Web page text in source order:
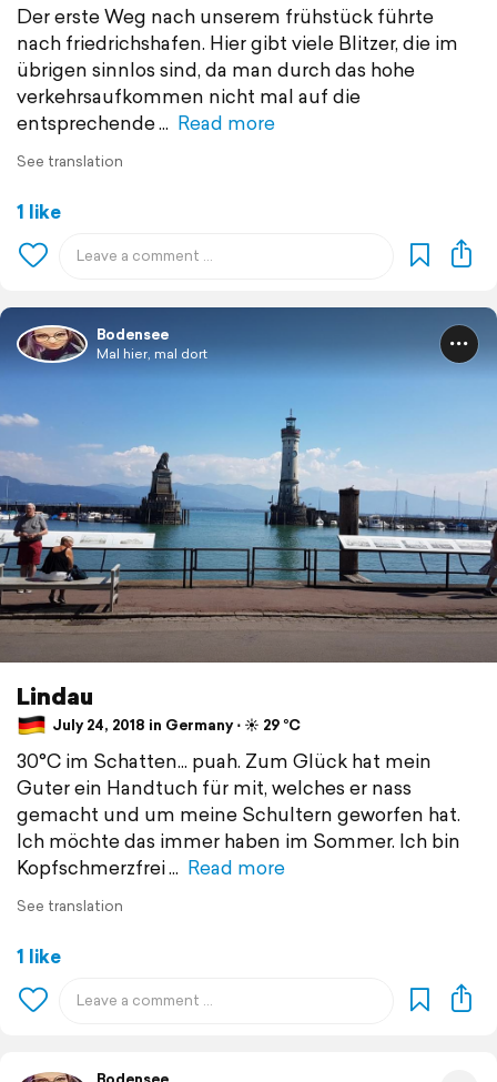
Der erste Weg nach unserem frühstück führte
nach friedrichshafen. Hier gibt viele Blitzer, die im
übrigen sinnlos sind, da man durch das hohe
verkehrsaufkommen nicht mal auf die
entsprechende
Read more
See translation
1 like
Bodensee
Mal hier, mal dort
Lindau
July 24, 2018 in Germany ⋅ ☀️ 29 °C
30°C im Schatten... puah. Zum Glück hat mein
Guter ein Handtuch für mit, welches er nass
gemacht und um meine Schultern geworfen hat.
Ich möchte das immer haben im Sommer. Ich bin
Kopfschmerzfrei
Read more
See translation
1 like